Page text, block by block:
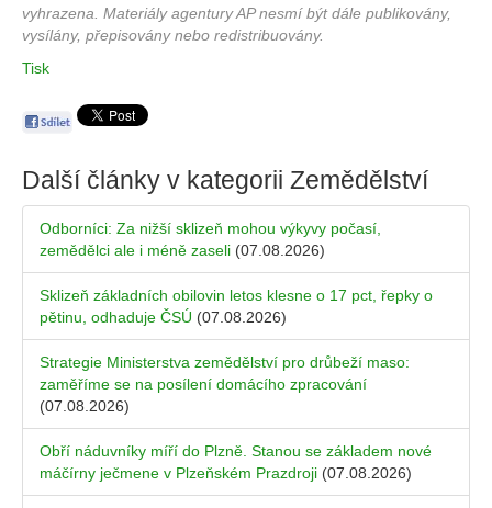
vyhrazena. Materiály agentury AP nesmí být dále publikovány,
vysílány, přepisovány nebo redistribuovány.
Tisk
Další články v kategorii Zemědělství
Odborníci: Za nižší sklizeň mohou výkyvy počasí,
zemědělci ale i méně zaseli (07.08.2026)
Sklizeň základních obilovin letos klesne o 17 pct, řepky o
pětinu, odhaduje ČSÚ (07.08.2026)
Strategie Ministerstva zemědělství pro drůbeží maso:
zaměříme se na posílení domácího zpracování
(07.08.2026)
Obří náduvníky míří do Plzně. Stanou se základem nové
máčírny ječmene v Plzeňském Prazdroji (07.08.2026)